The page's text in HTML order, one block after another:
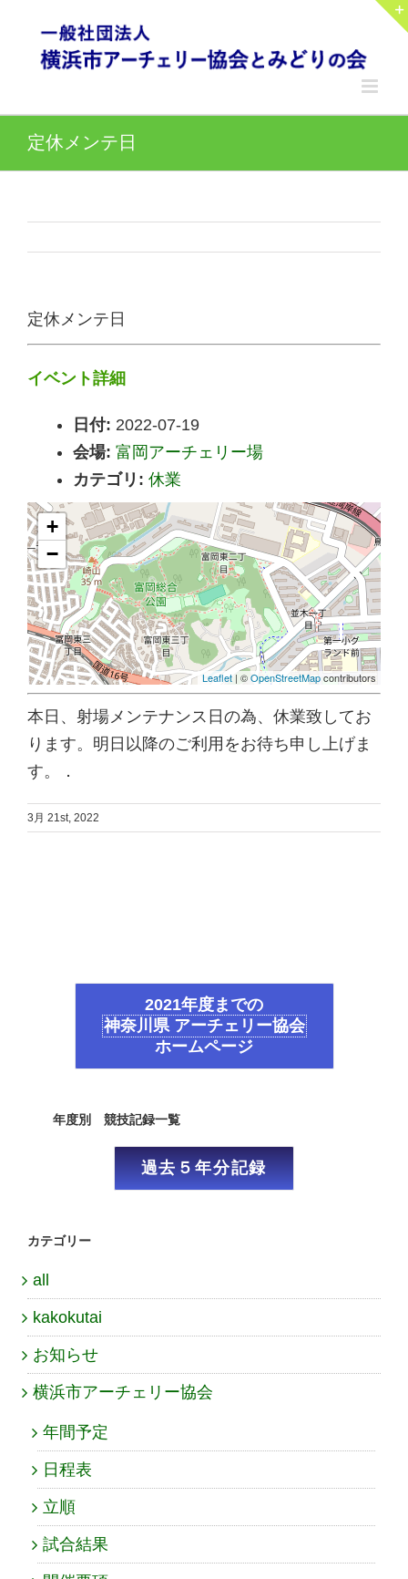
content
定休メンテ日
定休メンテ日
イベント詳細
日付: 2022-07-19
会場: 富岡アーチェリー場
カテゴリ: 休業
+
−
Leaflet | ©OpenStreetMapcontributors
本日、射場メンテナンス日の為、休業致してお
ります。明日以降のご利用をお待ち申し上げま
す。．
3月 21st, 2022
2021年度までの
神奈川県 アーチェリー協会
ホームページ
年度別 競技記録一覧
過去５年分記録
カテゴリー
all
kakokutai
お知らせ
横浜市アーチェリー協会
年間予定
日程表
立順
試合結果